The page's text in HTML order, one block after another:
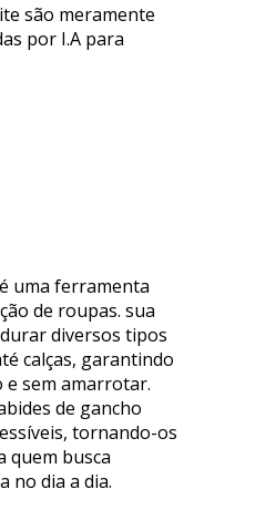
são meramente
por I.A para
uma ferramenta
de roupas. sua
diversos tipos
calças, garantindo
e sem amarrotar.
de gancho
tornando-os
quem busca
no dia a dia.